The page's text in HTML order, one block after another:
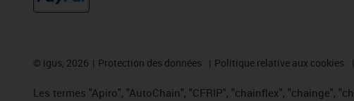
© igus, 2026 Protection des données Politique relative aux cookies
Les termes "Apiro", "AutoChain", "CFRIP", "chainflex", "chainge",